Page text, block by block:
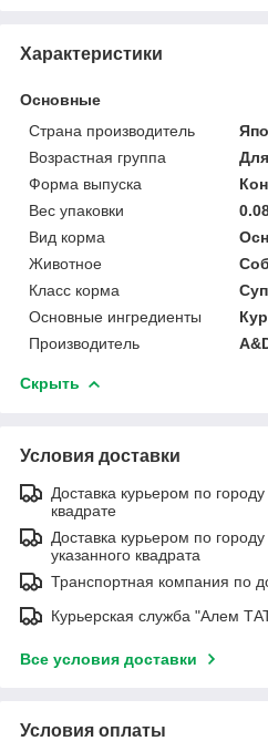
Характеристики
Основные
Страна производитель
Возрастная группа
Форма выпуска
Вес упаковки
Вид корма
Животное
Класс корма
Основные ингредиенты
Производитель
Скрыть
Условия доставки
Доставка курьером по
квадрате
Доставка курьером по
указанного квадрата
Транспортная компания по
Курьерская служба "Алем
Все условия доставки
Условия оплаты